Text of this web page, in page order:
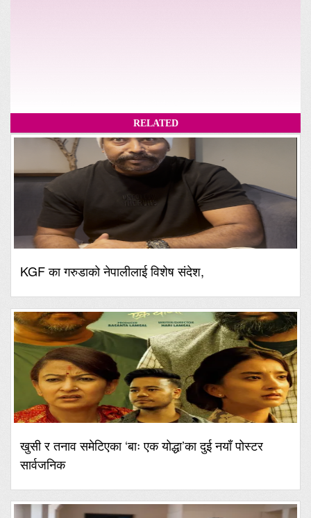
RELATED
KGF का गरुडाको नेपालीलाई विशेष संदेश,
खुसी र तनाव समेटिएका ‘बाः एक योद्धा’का दुई नयाँ पोस्टर
सार्वजनिक